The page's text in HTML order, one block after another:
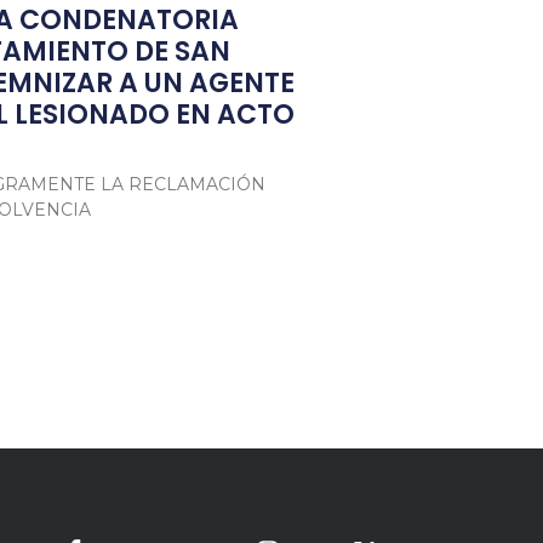
CONDENATORIA
DE SAN
A UN AGENTE
LESIONADO EN ACTO
LA RECLAMACIÓN